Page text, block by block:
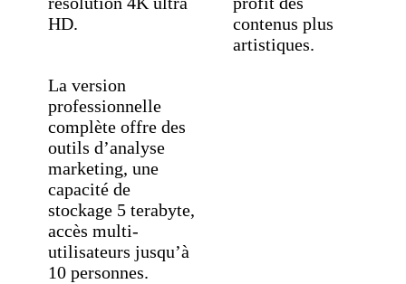
HD.
contenus plus
artistiques.
La version
professionnelle
complète offre des
outils d’analyse
marketing, une
capacité de
stockage 5 terabyte,
accès multi-
utilisateurs jusqu’à
10 personnes.